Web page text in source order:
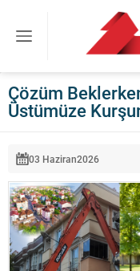
Çözüm
Üstümüze
03 Haziran2026